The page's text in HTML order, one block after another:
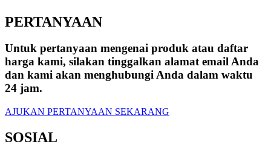
PERTANYAAN
Untuk pertanyaan mengenai produk atau daftar
harga kami, silakan tinggalkan alamat email Anda
dan kami akan menghubungi Anda dalam waktu
24 jam.
AJUKAN PERTANYAAN SEKARANG
SOSIAL